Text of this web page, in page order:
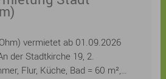
vermietet ab 01.09.2026
der Stadtkirche 19, 2.
Flur, Küche, Bad = 60 m²,